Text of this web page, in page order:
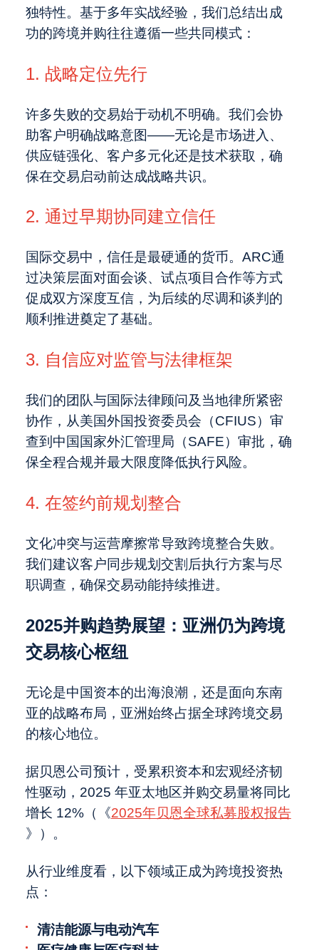
独特性。基于多年实战经验，我们总结出成
功的跨境并购往往遵循一些共同模式：
1. 战略定位先行
许多失败的交易始于动机不明确。我们会协
助客户明确战略意图——无论是市场进入、
供应链强化、客户多元化还是技术获取，确
保在交易启动前达成战略共识。
2. 通过早期协同建立信任
国际交易中，信任是最硬通的货币。ARC通
过决策层面对面会谈、试点项目合作等方式
促成双方深度互信，为后续的尽调和谈判的
顺利推进奠定了基础。
3. 自信应对监管与法律框架
我们的团队与国际法律顾问及当地律所紧密
协作，从美国外国投资委员会（CFIUS）审
查到中国国家外汇管理局（SAFE）审批，确
保全程合规并最大限度降低执行风险。
4. 在签约前规划整合
文化冲突与运营摩擦常导致跨境整合失败。
我们建议客户同步规划交割后执行方案与尽
职调查，确保交易动能持续推进。
2025并购趋势展望：亚洲仍为跨境
交易核心枢纽
无论是中国资本的出海浪潮，还是面向东南
亚的战略布局，亚洲始终占据全球跨境交易
的核心地位。
据贝恩公司预计，受累积资本和宏观经济韧
性驱动，2025 年亚太地区并购交易量将同比
增长 12%（《2025年贝恩全球私募股权报告
》）。
从行业维度看，以下领域正成为跨境投资热
点：
清洁能源与电动汽车